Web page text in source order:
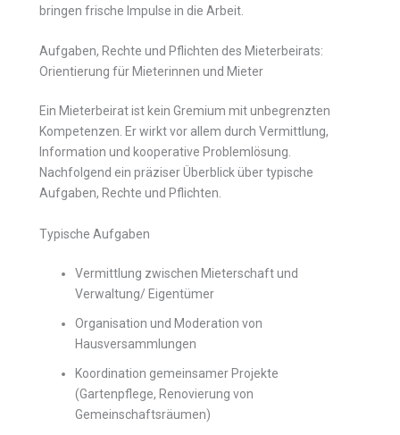
bringen frische Impulse in die Arbeit.
Aufgaben, Rechte und Pflichten des Mieterbeirats:
Orientierung für Mieterinnen und Mieter
Ein Mieterbeirat ist kein Gremium mit unbegrenzten
Kompetenzen. Er wirkt vor allem durch Vermittlung,
Information und kooperative Problemlösung.
Nachfolgend ein präziser Überblick über typische
Aufgaben, Rechte und Pflichten.
Typische Aufgaben
Vermittlung zwischen Mieterschaft und
Verwaltung/ Eigentümer
Organisation und Moderation von
Hausversammlungen
Koordination gemeinsamer Projekte
(Gartenpflege, Renovierung von
Gemeinschaftsräumen)